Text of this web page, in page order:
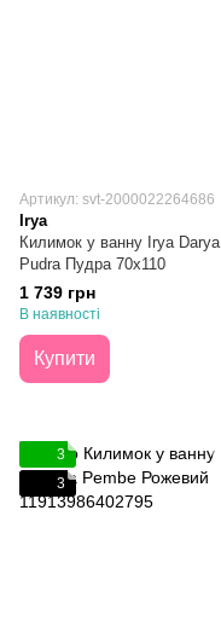
Артикул: svt-2000022264686
Irya
Килимок у ванну Irya Darya
Pudra Пудра 70х110
1 739 грн
В наявності
Купити
3
3